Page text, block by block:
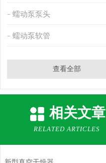
蠕动泵泵头
蠕动泵软管
查看全部
相关文章
RELATED ARTICLES